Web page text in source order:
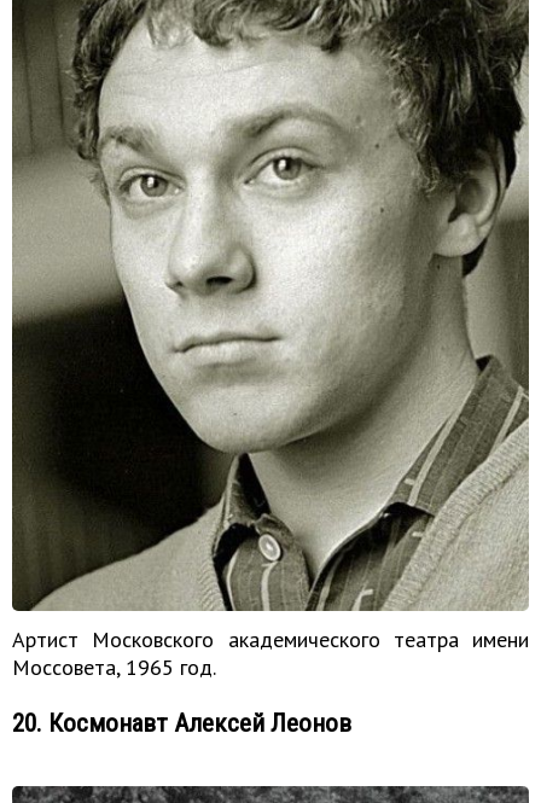
Артист Московского академического театра имени
Моссовета, 1965 год.
20. Космонавт Алексей Леонов